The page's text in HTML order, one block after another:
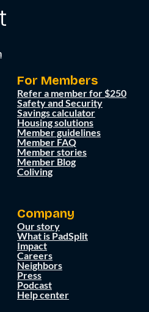
For Members
Refer a member for $250
Safety and Security
Savings calculator
Housing solutions
Member guidelines
Member FAQ
Member stories
Member Blog
Coliving
Company
Our story
What is PadSplit
Impact
Careers
Neighbors
Press
Podcast
Help center